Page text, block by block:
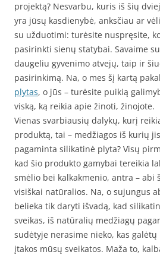
projektą? Nesvarbu, kuris iš šių
yra jūsų kasdienybė, anksčiau ar
su užduotimi: turėsite nuspręsite,
pasirinkti sienų statybai. Savaime
daugeliu gyvenimo atvejų, taip ir
pasirinkimą. Na, o mes šį kartą
plytas, o jūs – turėsite puikią
viską, ką reikia apie žinoti, žinojote.
Vienas svarbiausių dalykų, kurį
produktą, tai – medžiagos iš kurių
pagaminta silikatinė plyta? Visų
kad šio produkto gamybai tereikia
smėlio bei kalkakmenio, antra – abi
visiškai natūralios. Na, o sujungus
belieka tik daryti išvadą, kad
sveikas, iš natūralių medžiagų
sudėtyje nerasime nieko, kas
įtakos mūsų sveikatos. Maža to,